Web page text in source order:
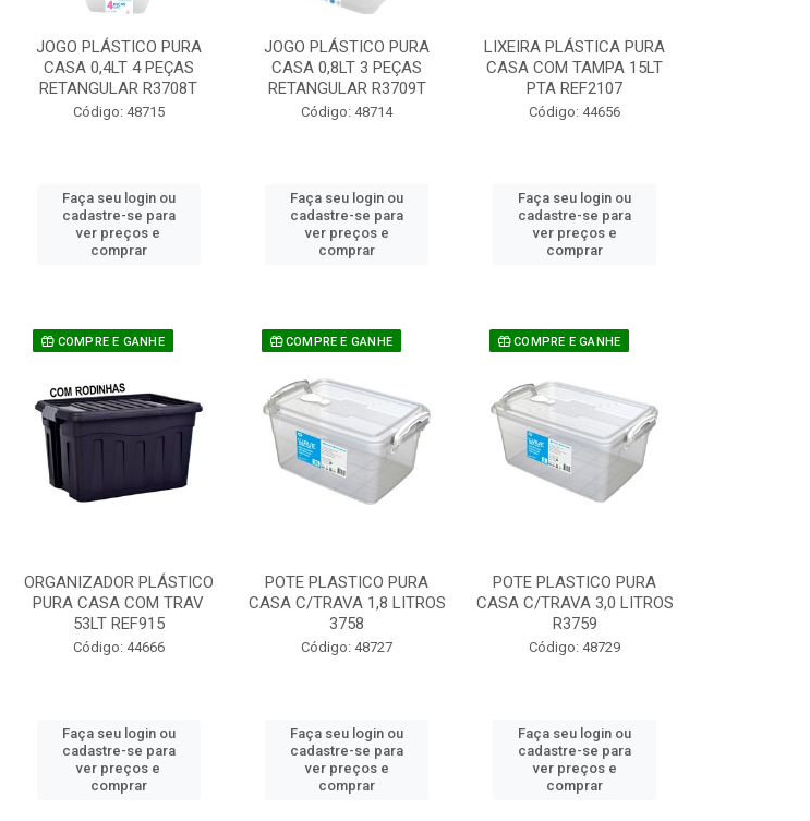
JOGO PLÁSTICO PURA
CASA 0,4LT 4 PEÇAS
RETANGULAR R3708T
Código: 48715
Faça seu login ou
cadastre-se para
ver preços e
comprar
JOGO PLÁSTICO PURA
CASA 0,8LT 3 PEÇAS
RETANGULAR R3709T
Código: 48714
Faça seu login ou
cadastre-se para
ver preços e
comprar
LIXEIRA PLÁSTICA PURA
CASA COM TAMPA 15LT
PTA REF2107
Código: 44656
Faça seu login ou
cadastre-se para
ver preços e
comprar
COMPRE E GANHE
ORGANIZADOR PLÁSTICO
PURA CASA COM TRAV
53LT REF915
Código: 44666
Faça seu login ou
cadastre-se para
ver preços e
comprar
COMPRE E GANHE
POTE PLASTICO PURA
CASA C/TRAVA 1,8 LITROS
3758
Código: 48727
Faça seu login ou
cadastre-se para
ver preços e
comprar
COMPRE E GANHE
POTE PLASTICO PURA
CASA C/TRAVA 3,0 LITROS
R3759
Código: 48729
Faça seu login ou
cadastre-se para
ver preços e
comprar